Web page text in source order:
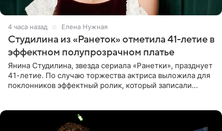
4 часа назад Елена Нужная
Студилина из «Ранеток» отметила 41-летие в
эффектном полупрозрачном платье
Янина Студилина, звезда сериала «Ранетки», празднует
41-летие. По случаю торжества актриса выложила для
поклонников эффектный ролик, который записали